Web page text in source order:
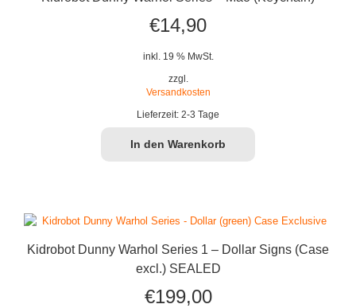
€14,90
inkl. 19 % MwSt.
zzgl.
Versandkosten
Lieferzeit: 2-3 Tage
In den Warenkorb
Kidrobot Dunny Warhol Series 1 – Dollar Signs (Case
excl.) SEALED
€199,00